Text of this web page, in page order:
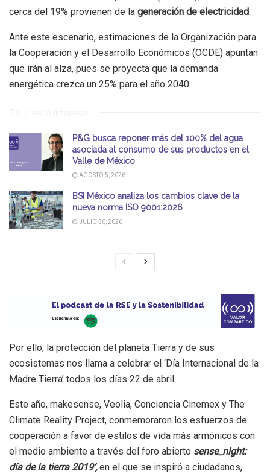
cerca del 19% provienen de la generación de electricidad.
Ante este escenario, estimaciones de la Organización para
la Cooperación y el Desarrollo Económicos (OCDE) apuntan
que irán al alza, pues se proyecta que la demanda
energética crezca un 25% para el año 2040.
Te puede interesar
P&G busca reponer más del 100% del agua
asociada al consumo de sus productos en el
Valle de México
AGOSTO 5, 2026
BSI México analiza los cambios clave de la
nueva norma ISO 9001:2026
JULIO 30, 2026
Por ello, la protección del planeta Tierra y de sus
ecosistemas nos llama a celebrar el ‘Día Internacional de la
Madre Tierra’ todos los días 22 de abril.
Este año, makesense, Veolia, Conciencia Cinemex y The
Climate Reality Project, conmemoraron los esfuerzos de
cooperación a favor de estilos de vida más armónicos con
el medio ambiente a través del foro abierto sense_night:
día de la tierra 2019’,en el que se inspiró a ciudadanos,